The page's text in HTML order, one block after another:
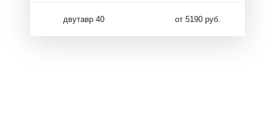
двутавр 40 от 5190 руб.